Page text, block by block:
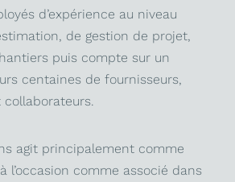
d’expérience au niveau
de gestion de projet,
puis compte sur un
centaines de fournisseurs,
agit principalement comme
l’occasion comme associé dans